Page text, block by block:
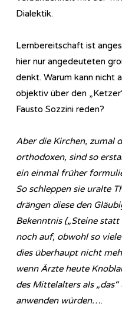
Dialektik.
Lernbereitschaft ist
hier nur angedeuteten
denkt. Warum kann nicht
objektiv über den
Fausto Sozzini reden?
Aber die Kirchen, zumal
orthodoxen, sind so
ein einmal früher
So schleppen sie uralte
drängen diese den
Bekenntnis („Steine statt
noch auf, obwohl so
dies überhaupt nicht
wenn Ärzte heute
des Mittelalters als
anwenden würden….